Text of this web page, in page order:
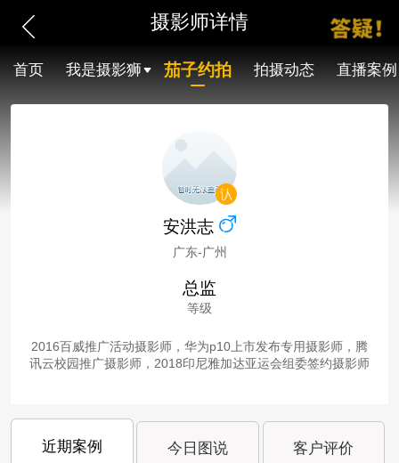
摄影师详情
首页 我是摄影狮 茄子约拍 拍摄动态 直播案例
安洪志
广东-广州
总监
等级
2016百威推广活动摄影师，华为p10上市发布专用摄影师，腾
讯云校园推广摄影师，2018印尼雅加达亚运会组委签约摄影师
近期案例 今日图说 客户评价